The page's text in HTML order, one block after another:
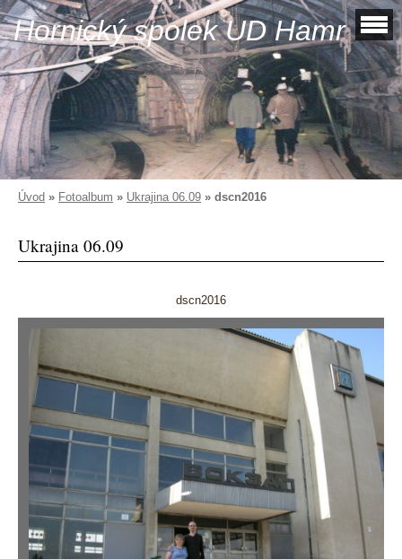
Hornický spolek UD Hamr
Úvod » Fotoalbum » Ukrajina 06.09 » dscn2016
Ukrajina 06.09
dscn2016